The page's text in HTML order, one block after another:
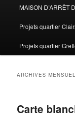
MAISON D’ARRÊT
Projets quartier
Projets quartier
ARCHIVES
Carte